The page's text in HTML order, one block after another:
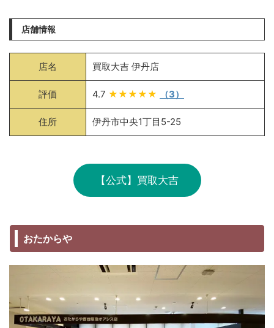
店舗情報
店名 買取大吉 伊丹店
評価 4.7 ★★★★★ （3）
住所 伊丹市中央1丁目5-25
【公式】買取大吉
おたからや